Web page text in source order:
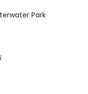
Park